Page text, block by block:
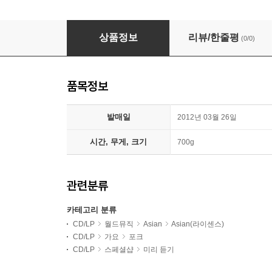
임의진 - 노래집 : 멜랑콜리맨 (Melancholy Man)
상품정보 리뷰/한줄평 (0/0)
품목정보
발매일 2012년 03월 26일
시간, 무게, 크기 700g
관련분류
카테고리 분류
CD/LP 월드뮤직 Asian
Asian(라이센스)
CD/LP
가요
포크
CD/LP
스페셜샵 미리 듣기